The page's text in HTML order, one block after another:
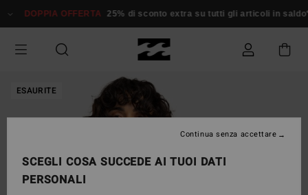
alle
prodotto
DOPPIA OFFERTA 25% di sconto extra su tutti gli articoli in saldo*
ESAURITE
SCEGLI COSA SUCCEDE AI TUOI DATI
PERSONALI
Continua senza accettare